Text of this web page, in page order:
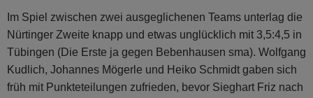
Im Spiel zwischen zwei ausgeglichenen Teams unterlag die
Nürtinger Zweite knapp und etwas unglücklich mit 3,5:4,5 in
Tübingen (Die Erste ja gegen Bebenhausen sma). Wolfgang
Kudlich, Johannes Mögerle und Heiko Schmidt gaben sich
früh mit Punkteteilungen zufrieden, bevor Sieghart Friz nach